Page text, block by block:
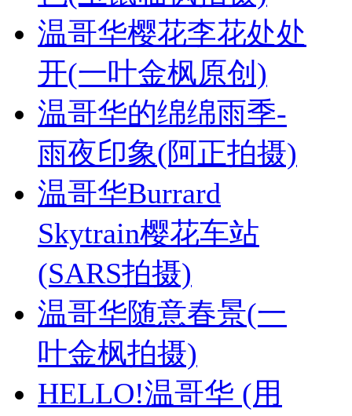
温哥华樱花李花处处
开(一叶金枫原创)
温哥华的绵绵雨季-
雨夜印象(阿正拍摄)
温哥华Burrard
Skytrain樱花车站
(SARS拍摄)
温哥华随意春景(一
叶金枫拍摄)
HELLO!温哥华 (用